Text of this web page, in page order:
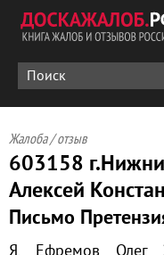
Жалоба / отзыв
603158
Алексей
Письмо